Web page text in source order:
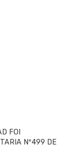
FOI
Nº499 DE